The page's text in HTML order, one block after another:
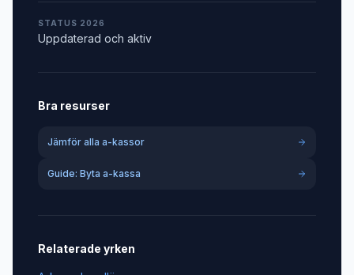
STATUS 2026
Uppdaterad och aktiv
Bra resurser
Jämför alla a-kassor
Guide: Byta a-kassa
Relaterade yrken